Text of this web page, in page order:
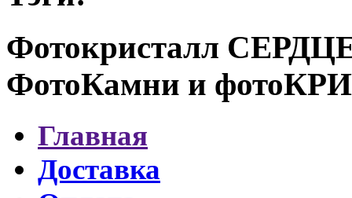
Фотокристалл
ФотоКамни и
Главная
Доставка